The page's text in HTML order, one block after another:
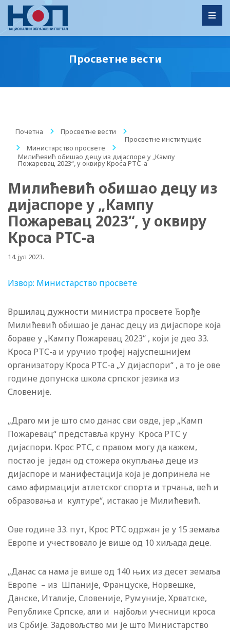
Просветне вести
Почетна / Просветне вести
/
Просветне институције
/
Министарство просвете
/
Милићевић обишао децу из дијаспоре у „Кампу
Пожаревац 2023“, у оквиру Кроса РТС-а
Милићевић обишао децу из
дијаспоре у „Кампу
Пожаревац 2023“, у оквиру
Кроса РТС-а
14. јул 2023.
Извор: Министарство просвете
Вршилац дужности министра просвете Ђорђе
Милићевић обишао је данас децу из дијаспоре која
бораве у „Кампу Пожаревац 2023“ , који је део 33.
Кроса РТС-а и уручио трофеј најуспешнијем
организатору Кроса РТС-а „У дијаспори“ , а то је ове
године допунска школа српског језика из
Словеније.
„Драго ми је што смо данас сви овде, јер „Камп
Пожаревац“ представља круну Кроса РТС у
дијаспори. Крос РТС, с правом могу да кажем,
постао је један од стожера окупљања деце из
дијаспоре и манифестација која је допринела не
само афирмацији атлетског спорта и трчања, већ и
образовања и културе“, истакао је Милићевић.
Ове године 33. пут, Крос РТС одржан је у 15 земаља
Европе и учествовало је више од 10 хиљада деце.
„Данас са нама је више од 140 њих из десет земаља
Европе – из Шпаније, Француске, Норвешке,
Данске, Италије, Словеније, Румуније, Хрватске,
Републике Српске, али и најбољи учесници кроса
из Србије. Задовољство ми је што Министарство